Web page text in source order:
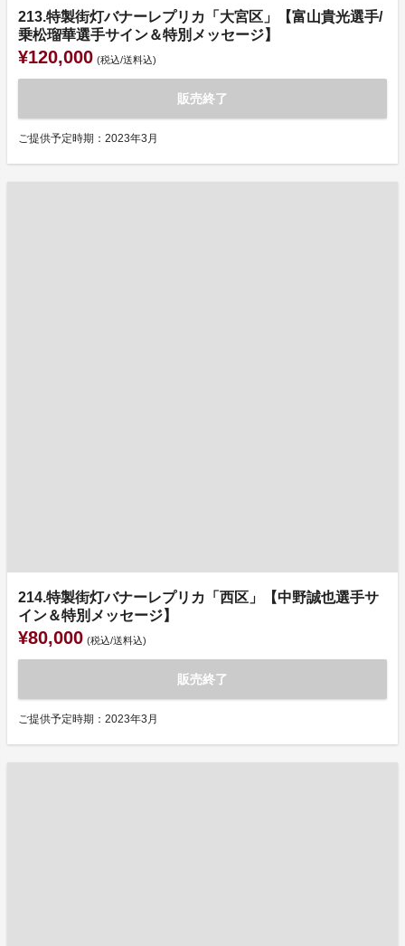
213.特製街灯バナーレプリカ「大宮区」【富山貴光選手/
乗松瑠華選手サイン＆特別メッセージ】
¥120,000 (税込/送料込)
販売終了
ご提供予定時期：2023年3月
214.特製街灯バナーレプリカ「西区」【中野誠也選手サ
イン＆特別メッセージ】
¥80,000 (税込/送料込)
販売終了
ご提供予定時期：2023年3月